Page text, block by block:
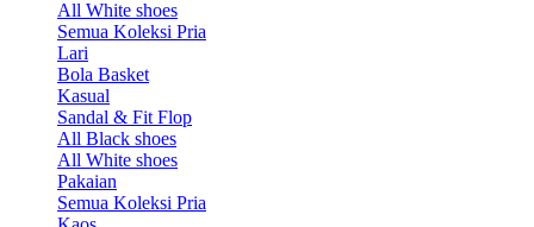
All White shoes
Semua Koleksi Pria
Lari
Bola Basket
Kasual
Sandal & Fit Flop
All Black shoes
All White shoes
Pakaian
Semua Koleksi Pria